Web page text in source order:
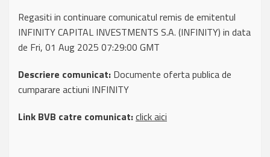
Regasiti in continuare comunicatul remis de emitentul
INFINITY CAPITAL INVESTMENTS S.A. (INFINITY) in data
de Fri, 01 Aug 2025 07:29:00 GMT
Descriere comunicat: Documente oferta publica de
cumparare actiuni INFINITY
Link BVB catre comunicat:click aici